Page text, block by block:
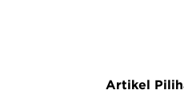
Artikel